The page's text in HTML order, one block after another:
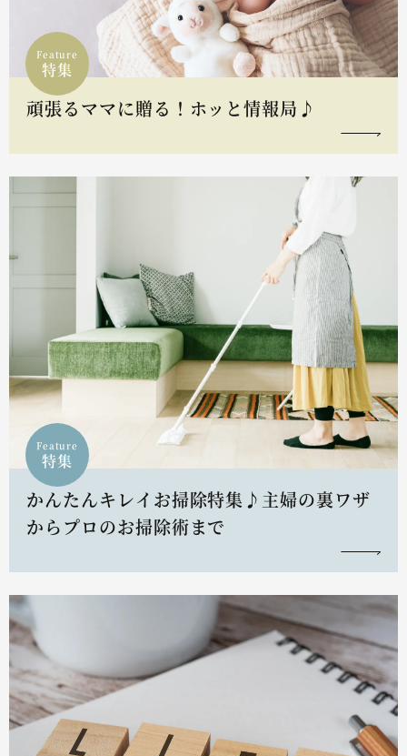
Feature
特集
頑張るママに贈る！ホッと情報局♪
Feature
特集
かんたんキレイお掃除特集♪主婦の裏ワザ
からプロのお掃除術まで